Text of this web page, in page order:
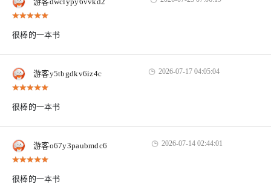
很棒的一本书
游客y5tbgdkv6iz4c 2026-07-17 04:05:04
很棒的一本书
游客o67y3paubmdc6 2026-07-14 02:44:01
很棒的一本书